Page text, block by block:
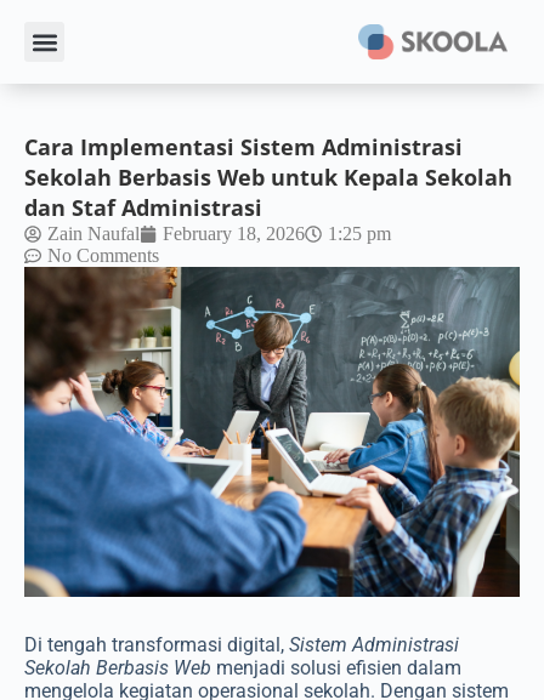
Cara Implementasi Sistem Administrasi
Sekolah Berbasis Web untuk Kepala Sekolah
dan Staf Administrasi
Zain Naufal February 18, 2026
1:25 pm
No Comments
Di tengah transformasi digital, Sistem Administrasi
Sekolah Berbasis Web menjadi solusi efisien dalam
mengelola kegiatan operasional sekolah. Dengan sistem